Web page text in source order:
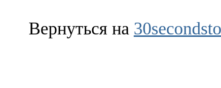
Вернуться на